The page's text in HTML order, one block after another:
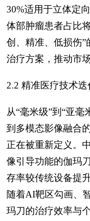
30%适用于立体定
体部肿瘤患者占比
创、精准、低损伤
治疗方案，推动市
2.2 精准医疗技术
从“毫米级”到“亚
到多模态影像融合
正在被重新定义。
像引导功能的伽玛
存率较传统设备提
随着AI靶区勾画、
玛刀的治疗效率与